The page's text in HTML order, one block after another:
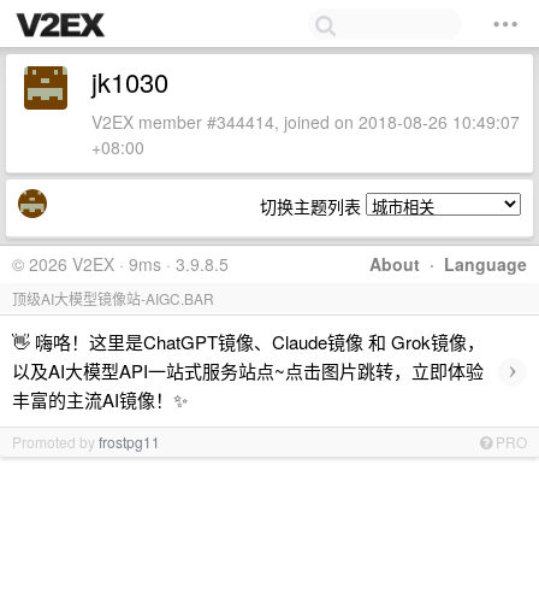
jk1030
V2EX member #344414, joined on 2018-08-26 10:49:07
+08:00
切换主题列表
About · Language
© 2026 V2EX · 9ms · 3.9.8.5
顶级AI大模型镜像站-AIGC.BAR
👋 嗨咯！这里是ChatGPT镜像、Claude镜像 和 Grok镜像，
以及AI大模型API一站式服务站点~点击图片跳转，立即体验
丰富的主流AI镜像！✨
›
Promoted byfrostpg11 PRO